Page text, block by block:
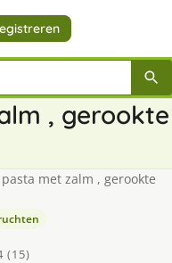
, gerookte
met zalm , gerookte
(15)